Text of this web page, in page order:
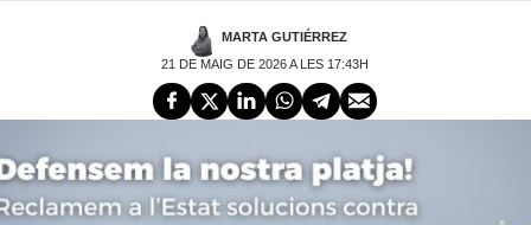
MARTA GUTIÉRREZ
21 DE MAIG DE 2026 A LES 17:43H